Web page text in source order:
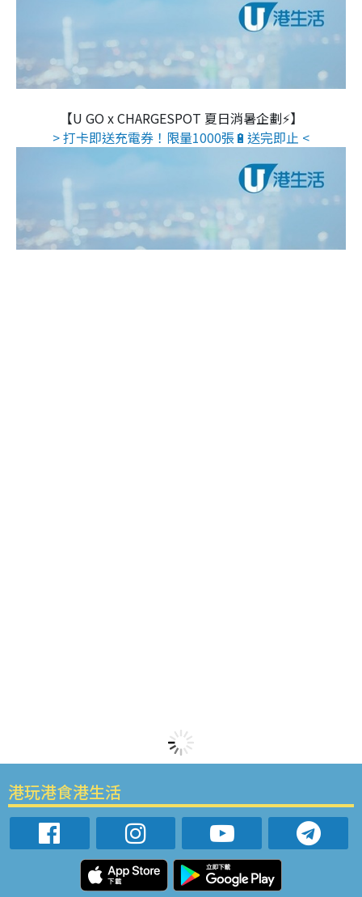
【U GO x CHARGESPOT 夏日消暑企劃⚡】
> 打卡即送充電券！限量1000張🔋送完即止 <
港玩港食港生活